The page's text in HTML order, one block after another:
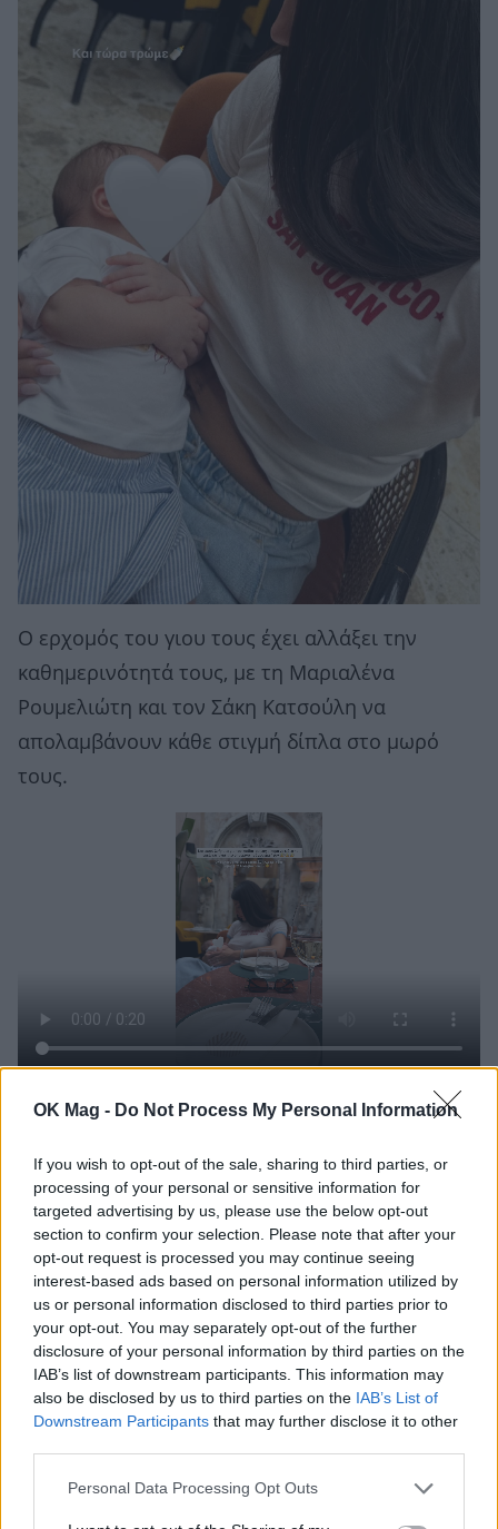
OK Mag - Do Not Process My Personal Information
If you wish to opt-out of the sale, sharing to third parties, or
processing of your personal or sensitive information for
targeted advertising by us, please use the below opt-out
section to confirm your selection. Please note that after your
opt-out request is processed you may continue seeing
interest-based ads based on personal information utilized by
us or personal information disclosed to third parties prior to
your opt-out. You may separately opt-out of the further
disclosure of your personal information by third parties on the
IAB’s list of downstream participants. This information may
also be disclosed by us to third parties on the IAB’s List of
Downstream Participants that may further disclose it to other
Personal Data Processing Opt Outs
Ο ερχομός του γιου τους έχει αλλάξει την
καθημερινότητά τους, με τη Μαριαλένα
Ρουμελιώτη και τον Σάκη Κατσούλη να
απολαμβάνουν κάθε στιγμή δίπλα στο μωρό
τους.
Διαβάστε επίσης:Σάκης Κατσούλης: Θύμα
«Είναι αρκετά μεγάλης αξίας»